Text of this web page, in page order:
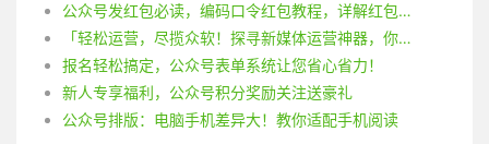
公众号发红包必读，编码口令红包教程，详解红包创建、投放的全过程！
「轻松运营，尽揽众软！探寻新媒体运营神器，你试用过几款？」
报名轻松搞定，公众号表单系统让您省心省力！
新人专享福利，公众号积分奖励关注送豪礼
公众号排版：电脑手机差异大！教你适配手机阅读